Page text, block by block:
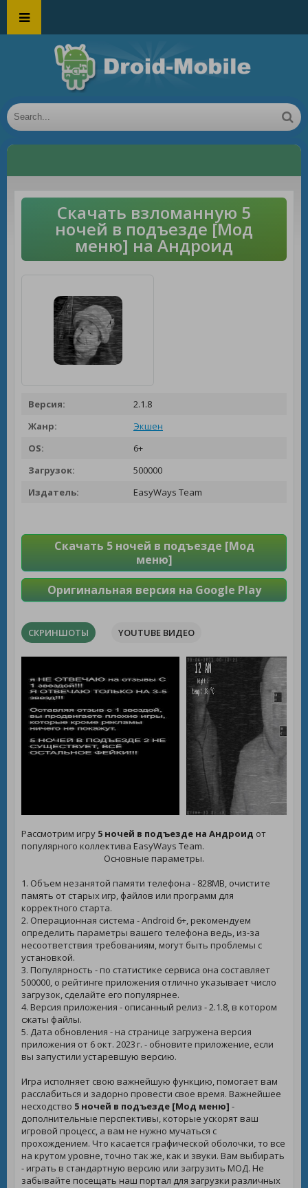
Скачать взломанную 5
ночей в подъезде [Мод
меню] на Андроид
Версия:
2.1.8
Жанр:
Экшен
OS:
6+
Загрузок:
500000
Издатель:
EasyWays Team
Скачать 5 ночей в подъезде [Мод
меню]
Оригинальная версия на Google Play
СКРИНШОТЫ YOUTUBE ВИДЕО
Рассмотрим игру 5 ночей в подъезде на Андроид от
популярного коллектива EasyWays Team.
Основные параметры.
1. Объем незанятой памяти телефона - 828MB, очистите
память от старых игр, файлов или программ для
корректного старта.
2. Операционная система - Android 6+, рекомендуем
определить параметры вашего телефона ведь, из-за
несоответствия требованиям, могут быть проблемы с
установкой.
3. Популярность - по статистике сервиса она составляет
500000, о рейтинге приложения отлично указывает число
загрузок, сделайте его популярнее.
4. Версия приложения - описанный релиз - 2.1.8, в котором
сжаты файлы.
5. Дата обновления - на странице загружена версия
приложения от 6 окт. 2023 г. - обновите приложение, если
вы запустили устаревшую версию.
Игра исполняет свою важнейшую функцию, помогает вам
расслабиться и задорно провести свое время. Важнейшее
несходство 5 ночей в подъезде [Мод меню] -
дополнительные перспективы, которые ускорят ваш
игровой процесс, а вам не нужно мучаться с
прохождением. Что касается графической оболочки, то все
на крутом уровне, точно так же, как и звуки. Вам выбирать
- играть в стандартную версию или загрузить МОД. Не
забывайте посещать наш портал для загрузки различных